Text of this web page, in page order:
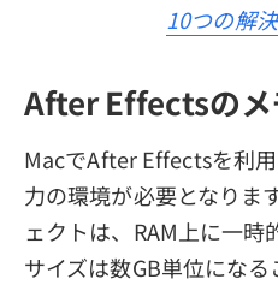
10つの解
After Effectsのメ
MacでAfter Effectsを利
力の環境が必要となりま
ェクトは、RAM上に一時
サイズは数GB単位になる